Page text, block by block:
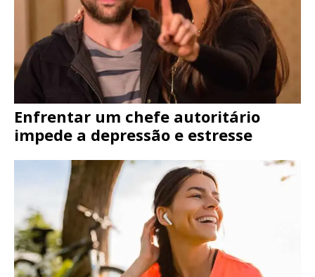
Enfrentar um chefe autoritário
impede a depressão e estresse